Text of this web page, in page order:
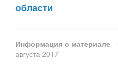
области
Информация о материале
августа 2017